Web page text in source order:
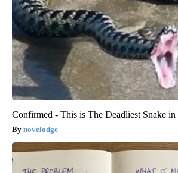
Confirmed - This is The Deadliest Snake
novelodge